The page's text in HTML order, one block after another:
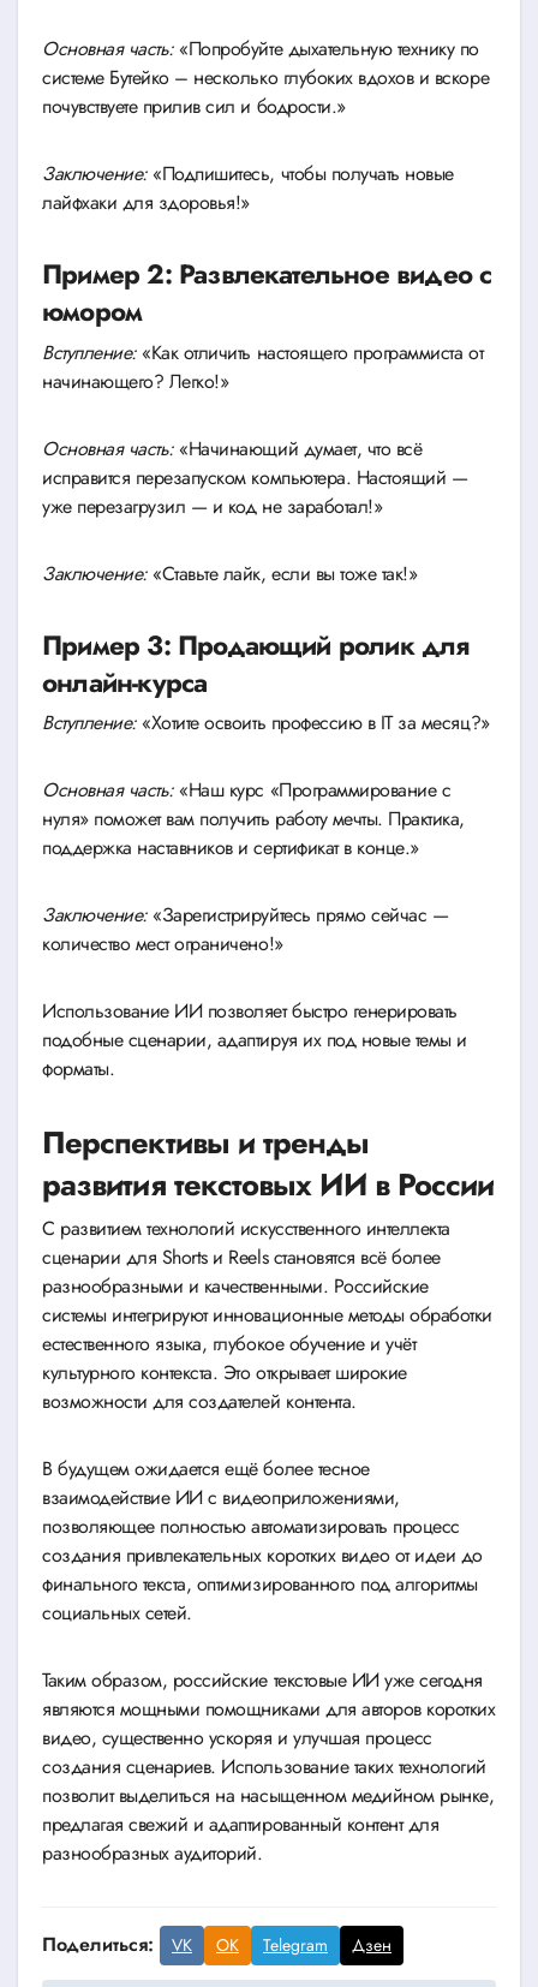
Основная часть:«Попробуйте дыхательную технику по
системе Бутейко – несколько глубоких вдохов и вскоре
почувствуете прилив сил и бодрости.»
Заключение:«Подпишитесь, чтобы получать новые
лайфхаки для здоровья!»
Пример 2: Развлекательное видео с
юмором
Вступление:«Как отличить настоящего программиста от
начинающего? Легко!»
Основная часть:«Начинающий думает, что всё
исправится перезапуском компьютера. Настоящий —
уже перезагрузил — и код не заработал!»
Заключение:«Ставьте лайк, если вы тоже так!»
Пример 3: Продающий ролик для
онлайн-курса
Вступление:«Хотите освоить профессию в IT за месяц?»
Основная часть:«Наш курс «Программирование с
нуля» поможет вам получить работу мечты. Практика,
поддержка наставников и сертификат в конце.»
Заключение:«Зарегистрируйтесь прямо сейчас —
количество мест ограничено!»
Использование ИИ позволяет быстро генерировать
подобные сценарии, адаптируя их под новые темы и
форматы.
Перспективы и тренды
развития текстовых ИИ в России
С развитием технологий искусственного интеллекта
сценарии для Shorts и Reels становятся всё более
разнообразными и качественными. Российские
системы интегрируют инновационные методы обработки
естественного языка, глубокое обучение и учёт
культурного контекста. Это открывает широкие
возможности для создателей контента.
В будущем ожидается ещё более тесное
взаимодействие ИИ с видеоприложениями,
позволяющее полностью автоматизировать процесс
создания привлекательных коротких видео от идеи до
финального текста, оптимизированного под алгоритмы
социальных сетей.
Таким образом, российские текстовые ИИ уже сегодня
являются мощными помощниками для авторов коротких
видео, существенно ускоряя и улучшая процесс
создания сценариев. Использование таких технологий
позволит выделиться на насыщенном медийном рынке,
предлагая свежий и адаптированный контент для
разнообразных аудиторий.
Поделиться: VK OK Telegram Дзен